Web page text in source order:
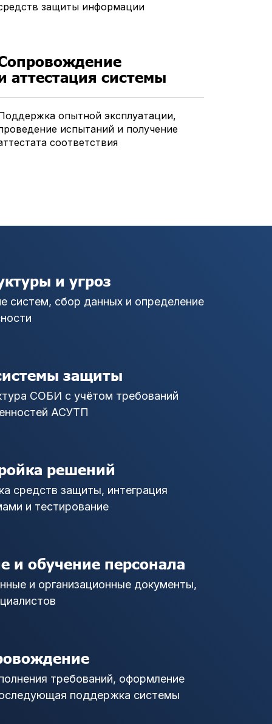
защиты информации
аттестация системы
опытной эксплуатации,
испытаний и получение
соответствия
и угроз
систем, сбор данных и определение
защиты
СОБИ с учётом требований
АСУТП
решений
средств защиты, интеграция
и тестирование
и обучение персонала
и организационные документы,
требований, оформление
поддержка системы